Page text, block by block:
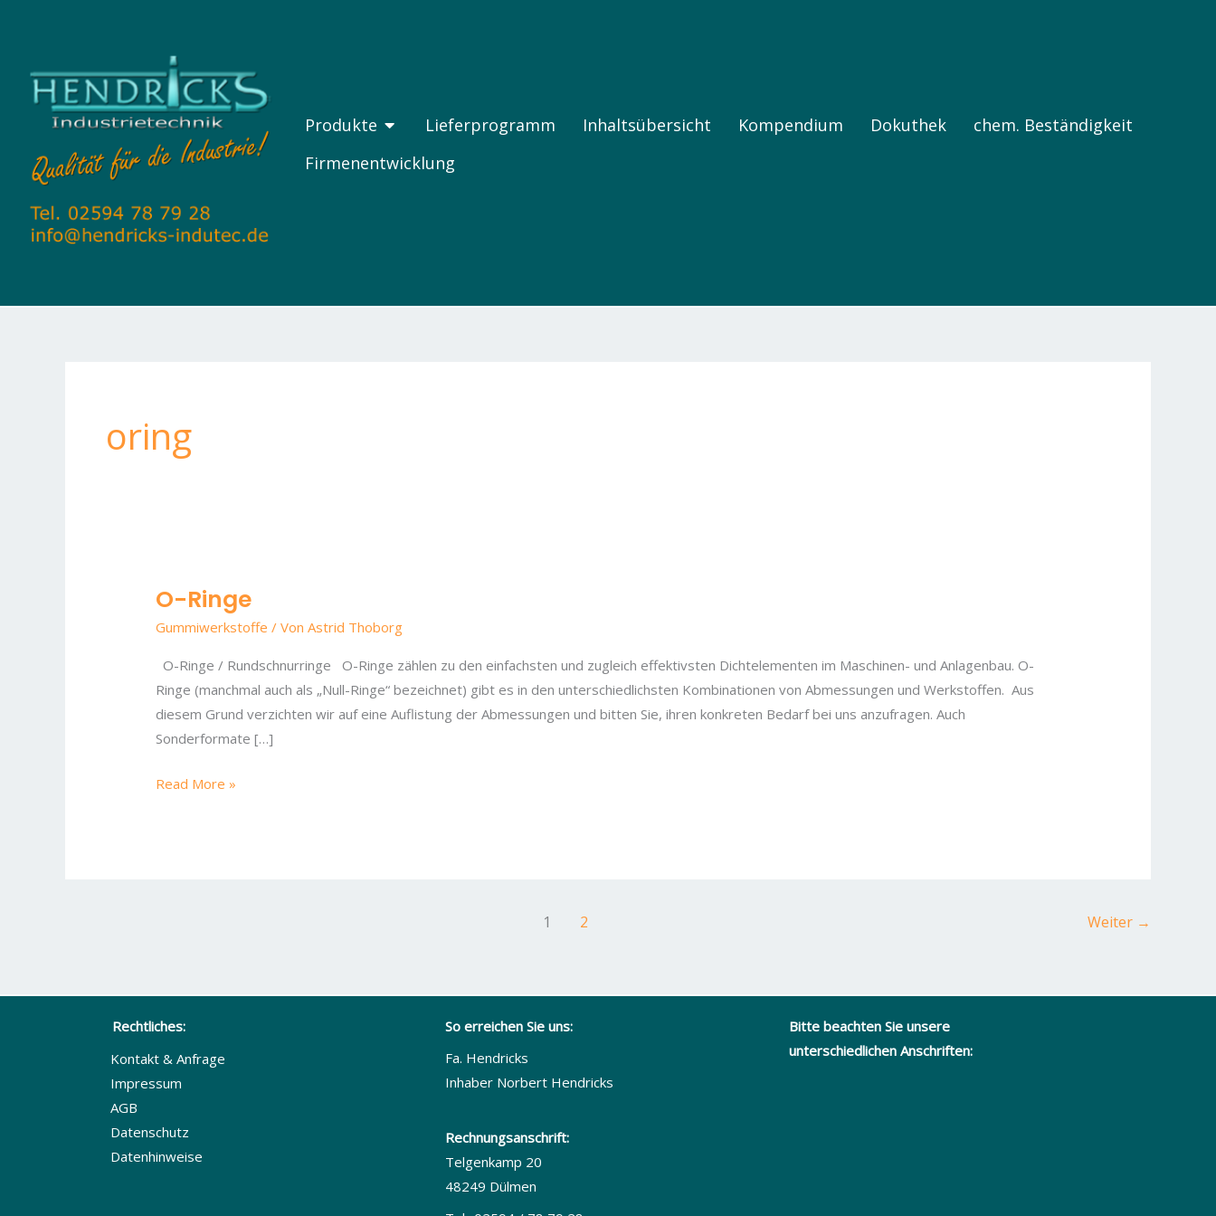
Produkte ÖFFNE PRODUKTE
Lieferprogramm Inhaltsübersicht Kompendium Dokuthek
chem. Beständigkeit
Firmenentwicklung
oring
O-Ringe
Gummiwerkstoffe / VonAstrid Thoborg
O-Ringe / Rundschnurringe O-Ringe zählen zu den einfachsten und zugleich effektivsten Dichtelementen im Maschinen- und Anlagenbau. O-
Ringe (manchmal auch als „Null-Ringe“ bezeichnet) gibt es in den unterschiedlichsten Kombinationen von Abmessungen und Werkstoffen. Aus
diesem Grund verzichten wir auf eine Auflistung der Abmessungen und bitten Sie, ihren konkreten Bedarf bei uns anzufragen. Auch
Sonderformate […]
O-
Ringe
Read More »
1 2 Weiter →
Rechtliches:
Kontakt & Anfrage
Impressum
AGB
Datenschutz
Datenhinweise
So erreichen Sie uns:
Fa. Hendricks
Inhaber Norbert Hendricks
Rechnungsanschrift:
Telgenkamp 20
48249 Dülmen
Bitte beachten Sie unsere
unterschiedlichen Anschriften: